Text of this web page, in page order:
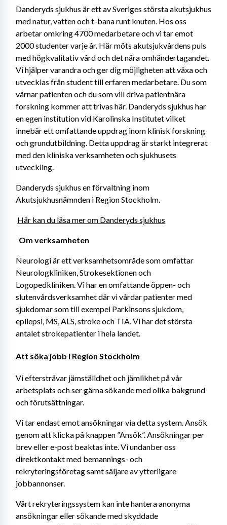
Danderyds sjukhus är ett av Sveriges största akutsjukhus
med natur, vatten och t-bana runt knuten. Hos oss
arbetar omkring 4700 medarbetare och vi tar emot
2000 studenter varje år. Här möts akutsjukvårdens puls
med högkvalitativ vård och det nära omhändertagandet.
Vi hjälper varandra och ger dig möjligheten att växa och
utvecklas från student till erfaren medarbetare. Du som
värnar patienten och du som vill driva patientnära
forskning kommer att trivas här. Danderyds sjukhus har
en egen institution vid Karolinska Institutet vilket
innebär ett omfattande uppdrag inom klinisk forskning
och grundutbildning. Detta uppdrag är starkt integrerat
med den kliniska verksamheten och sjukhusets
utveckling.
Danderyds sjukhus en förvaltning inom
Akutsjukhusnämnden i Region Stockholm.
Här kan du läsa mer om Danderyds sjukhus
Om verksamheten
Neurologi är ett verksamhetsområde som omfattar
Neurologkliniken, Strokesektionen och
Logopedkliniken. Vi har en omfattande öppen- och
slutenvårdsverksamhet där vi vårdar patienter med
sjukdomar som till exempel Parkinsons sjukdom,
epilepsi, MS, ALS, stroke och TIA. Vi har det största
antalet strokepatienter i hela landet.
Att söka jobb i Region Stockholm
Vi eftersträvar jämställdhet och jämlikhet på vår
arbetsplats och ser gärna sökande med olika bakgrund
och förutsättningar.
Vi tar endast emot ansökningar via detta system. Ansök
genom att klicka på knappen ”Ansök”. Ansökningar per
brev eller e-post beaktas inte. Vi undanber oss
direktkontakt med bemannings- och
rekryteringsföretag samt säljare av ytterligare
jobbannonser.
Vårt rekryteringssystem kan inte hantera anonyma
ansökningar eller sökande med skyddade